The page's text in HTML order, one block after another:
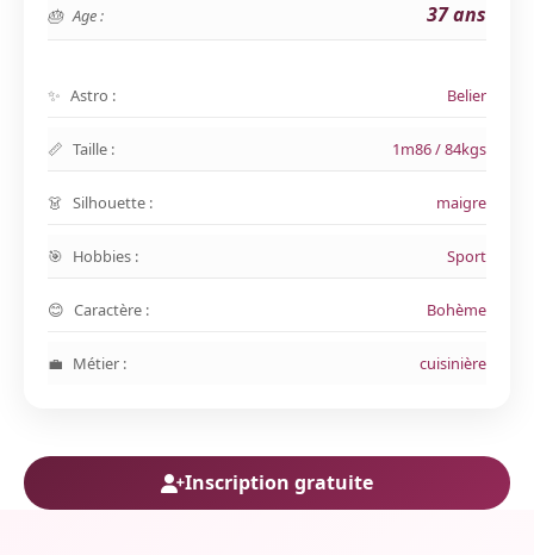
Age : 37 ans
Astro : Belier
Taille : 1m86 / 84kgs
Silhouette : maigre
Hobbies : Sport
Caractère : Bohème
Métier : cuisinière
Inscription gratuite